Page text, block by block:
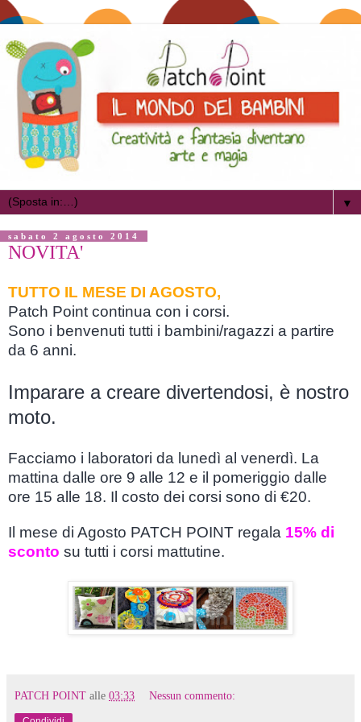
▼
sabato 2 agosto 2014
NOVITA'
TUTTO IL MESE DI AGOSTO,
Patch Point continua con i corsi.
Sono i benvenuti tutti i bambini/ragazzi a partire
da 6 anni.
Imparare a creare divertendosi, è nostro
moto.
Facciamo i laboratori da lunedì al venerdì. La
mattina dalle ore 9 alle 12 e il pomeriggio dalle
ore 15 alle 18. Il costo dei corsi sono di €20.
Il mese di Agosto PATCH POINT regala 15% di
sconto su tutti i corsi mattutine.
PATCH POINT alle 03:33 Nessun commento: